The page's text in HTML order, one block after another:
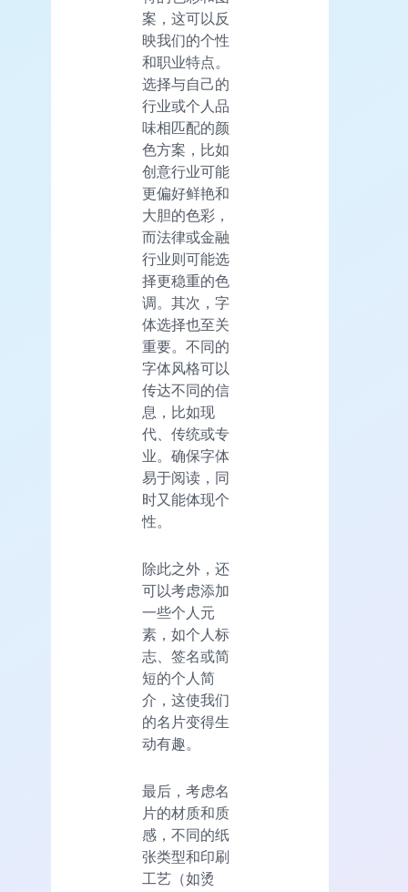
案，这可以反
映我们的个性
和职业特点。
选择与自己的
行业或个人品
味相匹配的颜
色方案，比如
创意行业可能
更偏好鲜艳和
大胆的色彩，
而法律或金融
行业则可能选
择更稳重的色
调。其次，字
体选择也至关
重要。不同的
字体风格可以
传达不同的信
息，比如现
代、传统或专
业。确保字体
易于阅读，同
时又能体现个
性。
除此之外，还
可以考虑添加
一些个人元
素，如个人标
志、签名或简
短的个人简
介，这使我们
的名片变得生
动有趣。
最后，考虑名
片的材质和质
感，不同的纸
张类型和印刷
工艺（如烫